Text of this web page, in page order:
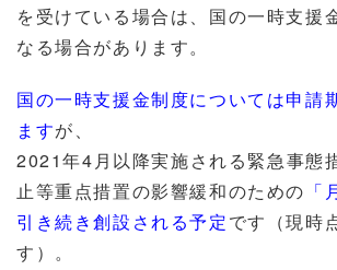
を受けている場合は、国の一時支援
なる場合があります。
国の一時支援金制度については申請
ますが、
2021年4月以降実施される緊急事態
止等重点措置の影響緩和のための
引き続き創設される予定です（現時
す）。